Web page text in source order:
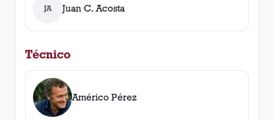
JA Juan C. Acosta
Técnico
Américo Pérez